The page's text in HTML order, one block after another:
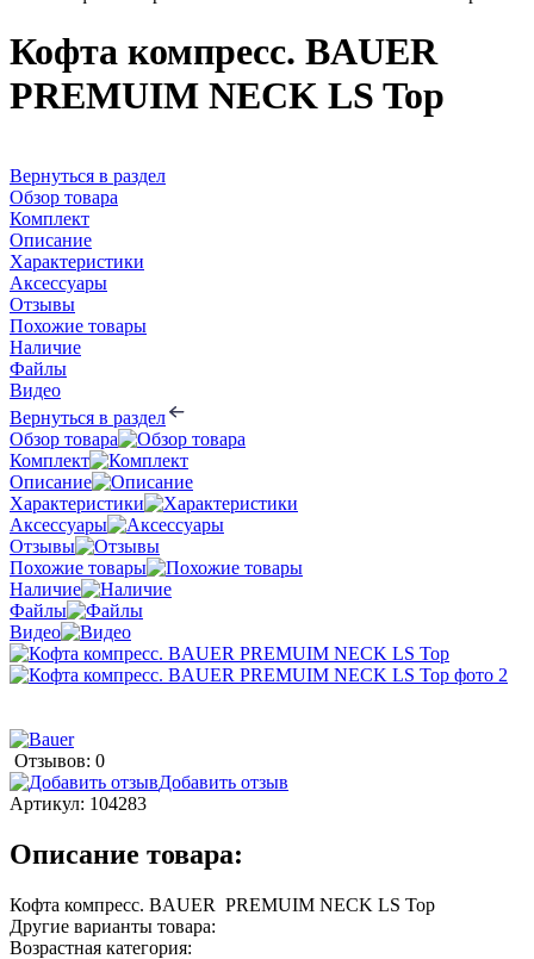
Кофта компресс. BAUER
PREMUIM NECK LS Top
Вернуться в раздел
Обзор товара
Комплект
Описание
Характеристики
Аксессуары
Отзывы
Похожие товары
Наличие
Файлы
Видео
Вернуться в раздел
Обзор товара
Комплект
Описание
Характеристики
Аксессуары
Отзывы
Похожие товары
Наличие
Файлы
Видео
Отзывов: 0
Добавить отзыв
Артикул: 104283
Описание товара:
Кофта компресс. BAUER PREMUIM NECK LS Top
Другие варианты товара:
Возрастная категория: